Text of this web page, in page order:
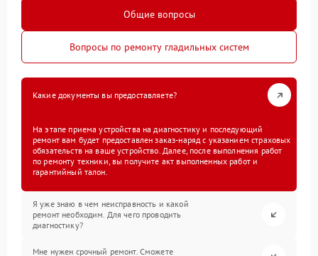
Общие вопросы
Вопросы по ремонту гладильных систем
Какие документы вы предоставляете?
На этапе приема устройства на диагностику и последующий
ремонт вам будет предоставлен заказ-наряд с указанием страховых
обязательств на ваше устройство. Далее, после выполнения работ
по ремонту техники, вы получите акт выполненных работ и
гарантийный талон.
Я уже знаю в чем неисправность и какой
ремонт необходим. Для чего проводить
диагностику?
Мне нужен срочный ремонт. Сможете